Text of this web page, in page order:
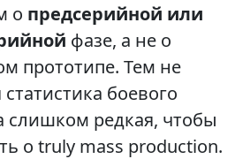
о предсерийной или
фазе, а не о
прототипе. Тем не
боевого
слишком редкая, чтобы
о truly mass production.